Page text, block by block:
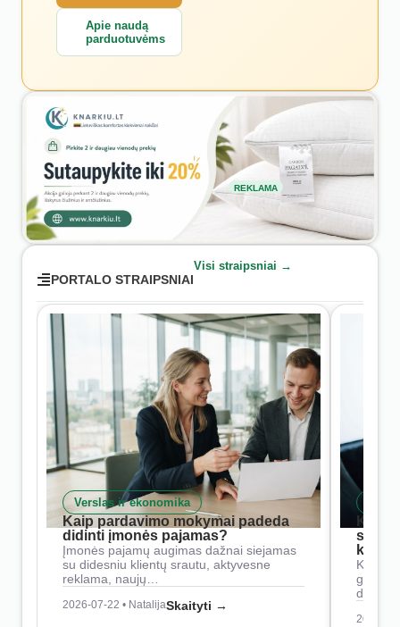
Apie naudą
parduotuvėms
REKLAMA
PORTALO STRAIPSNIAI
Visi straipsniai →
Verslas ir ekonomika
Kaip pardavimo mokymai padeda
didinti įmonės pajamas?
Įmonės pajamų augimas dažnai siejamas
su didesniu klientų srautu, aktyvesne
reklama, naujų…
2026-07-22 • NatalijaSkaityti →
Kaip
2026-